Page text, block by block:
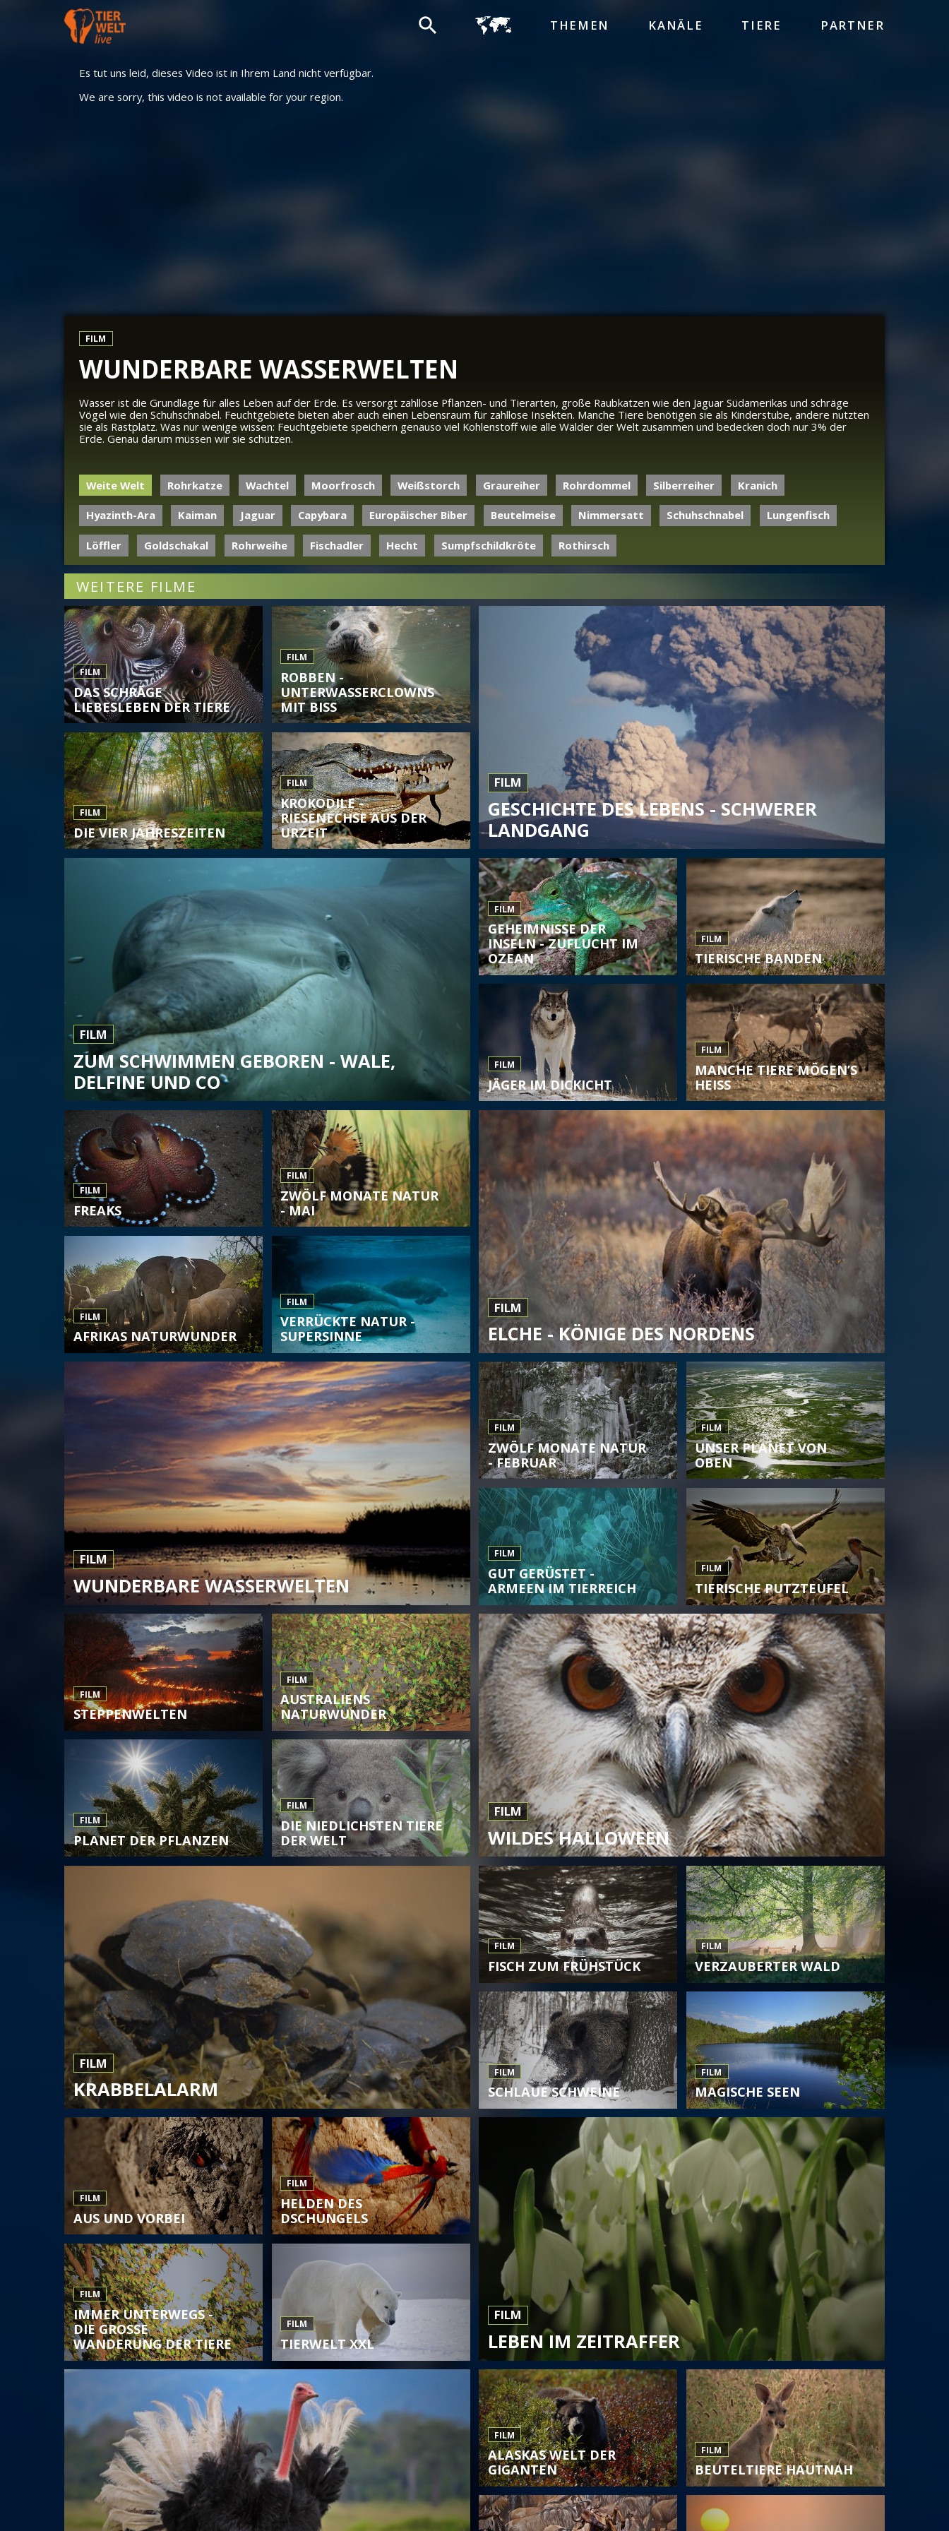
THEMEN KANÄLE TIERE PARTNER
Es tut uns leid, dieses Video ist in Ihrem Land nicht verfügbar.
We are sorry, this video is not available for your region.
FILM
WUNDERBARE WASSERWELTEN
Wasser ist die Grundlage für alles Leben auf der Erde. Es versorgt zahllose Pflanzen- und Tierarten, große Raubkatzen wie den Jaguar Südamerikas und schräge
Vögel wie den Schuhschnabel. Feuchtgebiete bieten aber auch einen Lebensraum für zahllose Insekten. Manche Tiere benötigen sie als Kinderstube, andere nutzten
sie als Rastplatz. Was nur wenige wissen: Feuchtgebiete speichern genauso viel Kohlenstoff wie alle Wälder der Welt zusammen und bedecken doch nur 3% der
Erde. Genau darum müssen wir sie schützen.
Weite Welt Rohrkatze Wachtel Moorfrosch Weißstorch Graureiher Rohrdommel Silberreiher Kranich
Hyazinth-Ara Kaiman Jaguar Capybara Europäischer Biber Beutelmeise Nimmersatt Schuhschnabel Lungenfisch
Löffler Goldschakal Rohrweihe Fischadler Hecht Sumpfschildkröte Rothirsch
WEITERE FILME
FILM
GESCHICHTE DES LEBENS - SCHWERER
LANDGANG
FILM
DAS SCHRÄGE
LIEBESLEBEN DER TIERE
FILM
ROBBEN -
UNTERWASSERCLOWNS
MIT BISS
FILM
DIE VIER JAHRESZEITEN
FILM
KROKODILE -
RIESENECHSE AUS DER
URZEIT
FILM
ZUM SCHWIMMEN GEBOREN - WALE,
DELFINE UND CO
FILM
GEHEIMNISSE DER
INSELN - ZUFLUCHT IM
OZEAN
FILM
TIERISCHE BANDEN
FILM
JÄGER IM DICKICHT
FILM
MANCHE TIERE MÖGEN’S
HEISS
FILM
ELCHE - KÖNIGE DES NORDENS
FILM
FREAKS
FILM
ZWÖLF MONATE NATUR
- MAI
FILM
AFRIKAS NATURWUNDER
FILM
VERRÜCKTE NATUR -
SUPERSINNE
FILM
WUNDERBARE WASSERWELTEN
FILM
ZWÖLF MONATE NATUR
- FEBRUAR
FILM
UNSER PLANET VON
OBEN
FILM
GUT GERÜSTET -
ARMEEN IM TIERREICH
FILM
TIERISCHE PUTZTEUFEL
FILM
WILDES HALLOWEEN
FILM
STEPPENWELTEN
FILM
AUSTRALIENS
NATURWUNDER
FILM
PLANET DER PFLANZEN
FILM
DIE NIEDLICHSTEN TIERE
DER WELT
FILM
KRABBELALARM
FILM
FISCH ZUM FRÜHSTÜCK
FILM
VERZAUBERTER WALD
FILM
SCHLAUE SCHWEINE
FILM
MAGISCHE SEEN
FILM
LEBEN IM ZEITRAFFER
FILM
AUS UND VORBEI
FILM
HELDEN DES
DSCHUNGELS
FILM
IMMER UNTERWEGS -
DIE GROSSE W
ANDERUNG DER TIERE
FILM
TIERWELT XXL
FILM
ALASKAS WELT DER
GIGANTEN
FILM
BEUTELTIERE HAUTNAH